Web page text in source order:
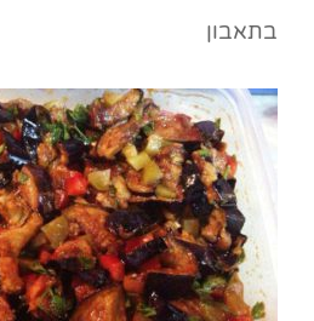
בתאבון